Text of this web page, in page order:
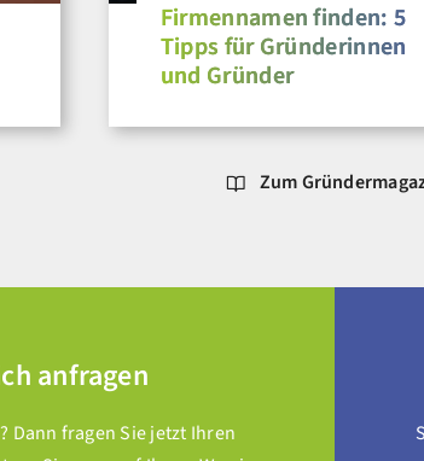
Firmennamen finden: 5
Tipps für Gründerinnen
und Gründer
Zum
anfragen
Dann fragen Sie jetzt Ihren